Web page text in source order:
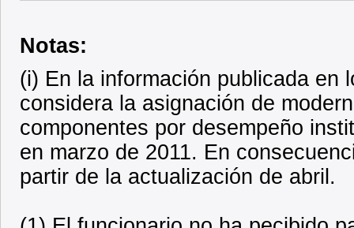
Notas:
(i) En la información publicada en
considera la asignación de
componentes por desempeño
en marzo de 2011. En
partir de la actualización de abril.